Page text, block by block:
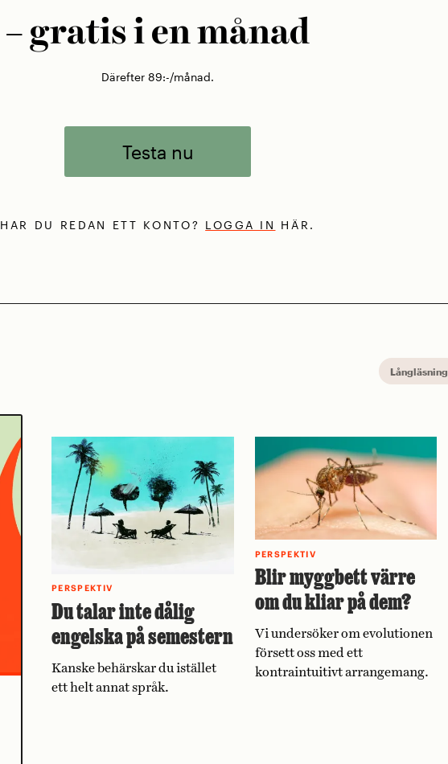
– gratis i en månad
Därefter 89:-/månad.
Testa nu
HAR DU REDAN ETT KONTO? LOGGA IN HÄR.
Långläsning
PERSPEKTIV
Du talar inte dålig
engelska på semestern
Kanske behärskar du istället
ett helt annat språk.
PERSPEKTIV
Blir myggbett värre
om du kliar på dem?
Vi undersöker om evolutionen
försett oss med ett
kontraintuitivt arrangemang.